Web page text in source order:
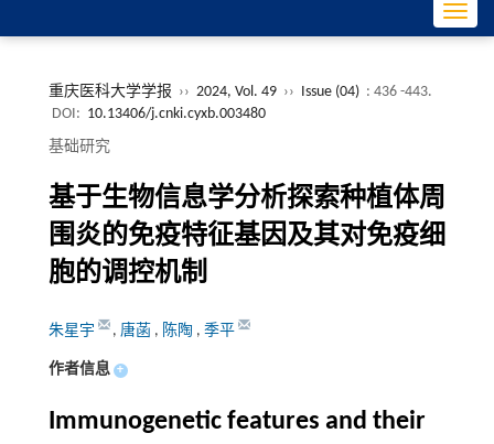
重庆医科大学学报 ›› 2024, Vol. 49 ›› Issue (04) : 436 -443.
DOI: 10.13406/j.cnki.cyxb.003480
基础研究
基于生物信息学分析探索种植体周
围炎的免疫特征基因及其对免疫细
胞的调控机制
朱星宇 , 唐菡 , 陈陶 , 季平
作者信息 +
Immunogenetic features and their